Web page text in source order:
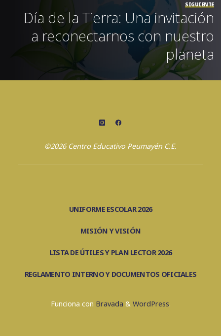
SIGUIENTE
Día de la Tierra: Una invitación
a reconectarnos con nuestro
planeta
©2026 Centro Educativo Peumayén C.E.
UNIFORME ESCOLAR 2026
MISIÓN Y VISIÓN
LISTA DE ÚTILES Y PLAN LECTOR 2026
REGLAMENTO INTERNO Y DOCUMENTOS OFICIALES
Funciona con Bravada & WordPress.